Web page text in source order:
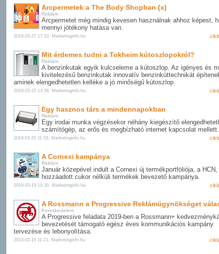
Arcpermetek a The Body Shopban (x)
Reklám
Arcpermetet még mindig kevesen használnak ahhoz képest,
mennyi jótékony hatása van.
2019-03-27 17:10, Marketinginfo.hu
Mit érdemes tudni a Tokheim kútoszlopokról?
Reklám
A benzinkutak egyik kulcseleme a kútoszlop. Az igényes és
kivitelezésű benzinkutak innovatív benzinkúttechnikát
aminek elengedhetetlen kelléke a jó minőségű kútoszlop.
2019-03-25 13:56, Marketinginfo.hu
Egy hasznos társ a mindennapokban
Reklám
Egy irodai munka végzésekor néhány kiegészítő
számítógép, az erős és megbízható internet kapcsolat mellett.
2019-03-20 11:53, Marketinginfo.hu
A Cornexi kampánya
Reklám
Január közepével indult a Cornexi új termékportfóliója, a
hozzáadott cukor nélküli termékek bevezető kampánya.
2019-03-19 10:30, Marketinginfo.hu
A Rossmann a Progressive Reklámügynökséget
Kereskedelem
A Progressive feladata 2019-ben a Rossmann+
bevezetését támogató egész éves kommunikációs kampány
tervezése és lebonyolítása.
2019-03-15 11:21, Marketinginfo.hu